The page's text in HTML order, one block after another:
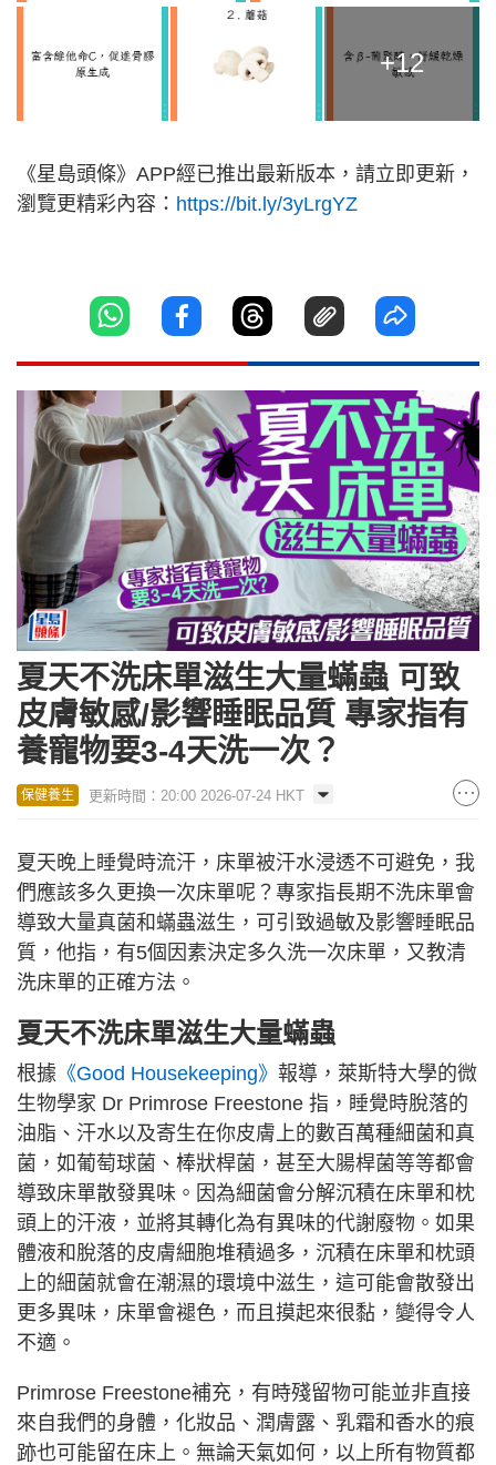
+12
《星島頭條》APP經已推出最新版本，請立即更新，
瀏覽更精彩內容： https://bit.ly/3yLrgYZ
夏天不洗床單滋生大量蟎蟲 可致
皮膚敏感/影響睡眠品質 專家指有
養寵物要3-4天洗一次？
保健養生 更新時間：20:00 2026-07-24 HKT
夏天晚上睡覺時流汗，床單被汗水浸透不可避免，我
們應該多久更換一次床單呢？專家指長期不洗床單會
導致大量真菌和蟎蟲滋生，可引致過敏及影響睡眠品
質，他指，有5個因素決定多久洗一次床單，又教清
洗床單的正確方法。
夏天不洗床單滋生大量蟎蟲
根據 《Good Housekeeping》 報導，萊斯特大學的微
生物學家 Dr Primrose Freestone 指，睡覺時脫落的
油脂、汗水以及寄生在你皮膚上的數百萬種細菌和真
菌，如葡萄球菌、棒狀桿菌，甚至大腸桿菌等等都會
導致床單散發異味。因為細菌會分解沉積在床單和枕
頭上的汗液，並將其轉化為有異味的代謝廢物。如果
體液和脫落的皮膚細胞堆積過多，沉積在床單和枕頭
上的細菌就會在潮濕的環境中滋生，這可能會散發出
更多異味，床單會褪色，而且摸起來很黏，變得令人
不適。
Primrose Freestone補充，有時殘留物可能並非直接
來自我們的身體，化妝品、潤膚露、乳霜和香水的痕
跡也可能留在床上。無論天氣如何，以上所有物質都